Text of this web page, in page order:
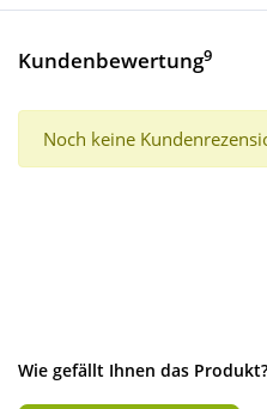
Kundenbewertung9
Noch keine
Wie gefällt Ihnen das Produkt?